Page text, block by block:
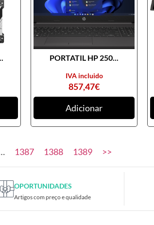
PORTATIL HP 250...
857,47€
IVA incluido
Adicionar
1387 1388 1389 >>
OPORTUNIDADES
Artigos com preço e qualidade